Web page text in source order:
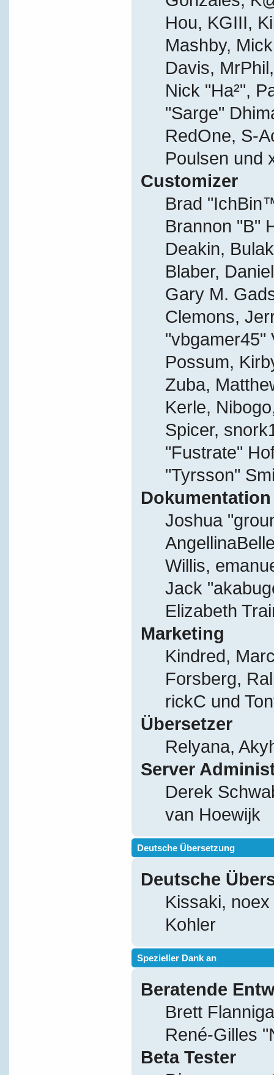
Hou, KGIII,
Mashby,
Davis,
Nick "Ha²",
"Sarge"
RedOne, S-
Poulsen und
Customizer
Brad
Brannon "B"
Deakin,
Blaber,
Gary M.
Clemons,
"vbgamer45"
Possum,
Zuba,
Kerle,
Spicer,
"Fustrate"
"Tyrsson"
Dokumentation
Joshua
Willis,
Jack
Elizabeth
Marketing
Kindred,
Forsberg,
rickC und
Übersetzer
Relyana,
Server
Derek
van Hoewijk
Deutsche Übersetzung
Deutsche
Kissaki,
Kohler
Spezieller Dank an
Beratende
Brett
René-Gilles
Beta Tester